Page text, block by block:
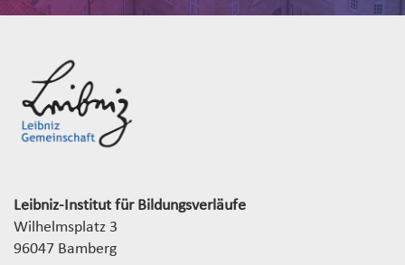
Leibniz-Institut für Bildungsverläufe
Wilhelmsplatz 3
96047 Bamberg